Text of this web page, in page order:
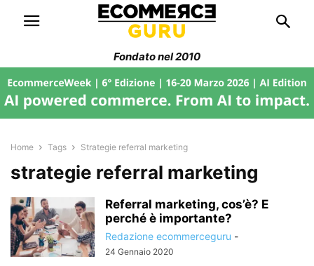
Fondato nel 2010
Home Tags Strategie referral marketing
strategie referral marketing
Referral marketing, cos’è? E
perché è importante?
Redazione ecommerceguru -
24 Gennaio 2020